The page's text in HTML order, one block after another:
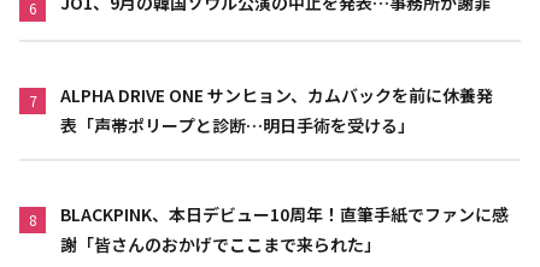
6
7
ALPHA DRIVE ONE サンヒョン、カムバックを前に休養発
表「声帯ポリープと診断…明日手術を受ける」
8
BLACKPINK、本日デビュー10周年！直筆手紙でファンに感
謝「皆さんのおかげでここまで来られた」